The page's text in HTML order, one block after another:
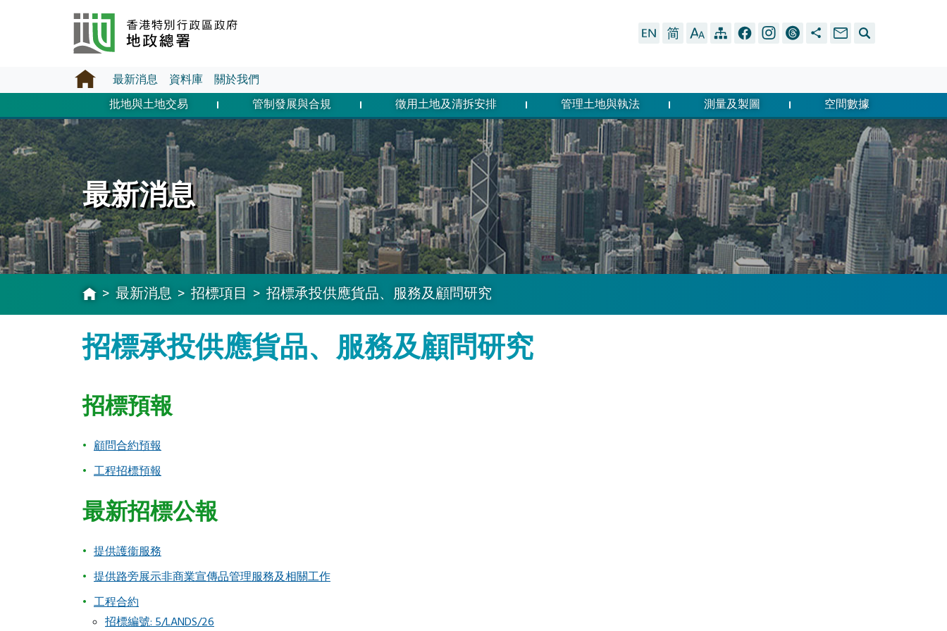
最新消息 資料庫
關於我們
批地與土地交易
管制發展與合規 徵用土地及清拆安排 管理土地與執法 測量及製圖 空間數據
最新消息
最新消息 招標項目 招標承投供應貨品、服務及顧問研究
招標承投供應貨品、服務及顧問研究
招標預報
顧問合約預報
工程招標預報
最新招標公報
提供護衞服務
提供路旁展示非商業宣傳品管理服務及相關工作
工程合約
招標編號: 5/LANDS/26